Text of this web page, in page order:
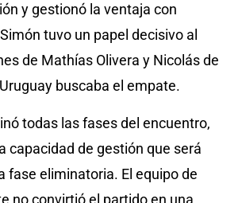
y gestionó la ventaja con
tuvo un papel decisivo al
de Mathías Olivera y Nicolás de
buscaba el empate.
todas las fases del encuentro,
capacidad de gestión que será
fase eliminatoria. El equipo de
no convirtió el partido en una